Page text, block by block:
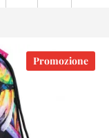
Promozione